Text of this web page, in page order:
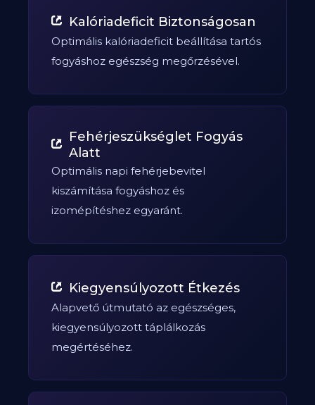
Kalóriadeficit Biztonságosan
Optimális kalóriadeficit beállítása tartós
fogyáshoz egészség megőrzésével.
Fehérjeszükséglet Fogyás
Alatt
Optimális napi fehérjebevitel
kiszámítása fogyáshoz és
izomépítéshez egyaránt.
Kiegyensúlyozott Étkezés
Alapvető útmutató az egészséges,
kiegyensúlyozott táplálkozás
megértéséhez.